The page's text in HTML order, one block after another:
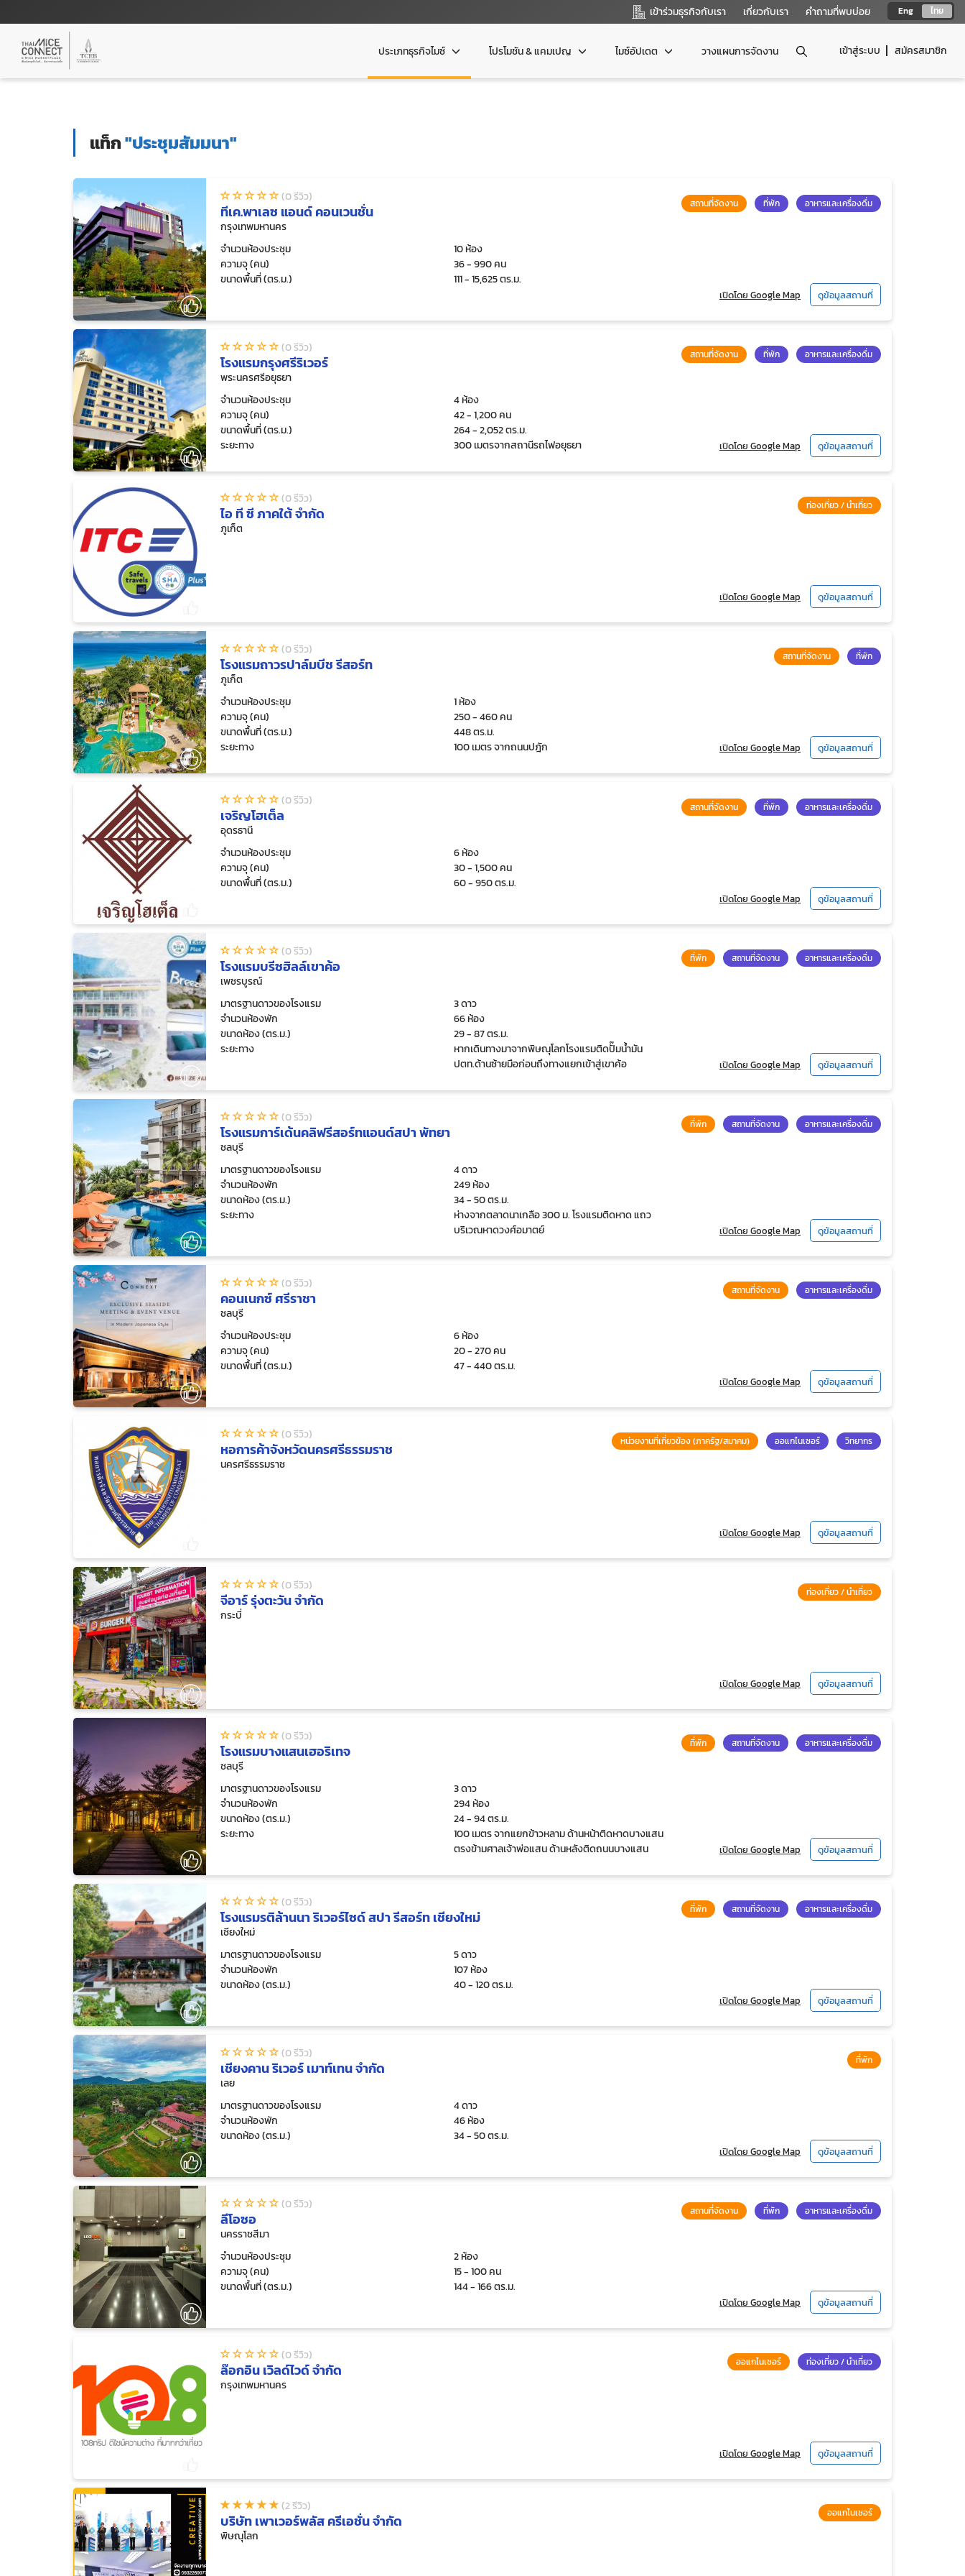
Eng ไทย
เข้าร่วมธุรกิจกับเรา เกี่ยวกับเรา คำถามที่พบบ่อย
เข้าสู่ระบบ สมัครสมาชิก
ประเภทธุรกิจไมซ์ โปรโมชัน & แคมเปญ ไมซ์อัปเดต วางแผนการจัดงาน
แท็ก"ประชุมสัมมนา"
(0 รีวิว)
ทีเค.พาเลซ แอนด์ คอนเวนชั่น
กรุงเทพมหานคร
สถานที่จัดงาน ที่พัก อาหารและเครื่องดื่ม
จำนวนห้องประชุม
10 ห้อง
ความจุ (คน)
36 - 990 คน
ขนาดพื้นที่ (ตร.ม.)
111 - 15,625 ตร.ม.
เปิดโดย Google Map ดูข้อมูลสถานที่
(0 รีวิว)
โรงแรมกรุงศรีริเวอร์
พระนครศรีอยุธยา
สถานที่จัดงาน ที่พัก อาหารและเครื่องดื่ม
จำนวนห้องประชุม
4 ห้อง
ความจุ (คน)
42 - 1,200 คน
ขนาดพื้นที่ (ตร.ม.)
264 - 2,052 ตร.ม.
ระยะทาง
300 เมตรจากสถานีรถไฟอยุธยา เปิดโดย Google Map ดูข้อมูลสถานที่
(0 รีวิว)
ไอ ที ซี ภาคใต้ จำกัด
ภูเก็ต
ท่องเที่ยว / นำเที่ยว
เปิดโดย Google Map ดูข้อมูลสถานที่
(0 รีวิว)
โรงแรมถาวรปาล์มบีช รีสอร์ท
ภูเก็ต
สถานที่จัดงาน ที่พัก
จำนวนห้องประชุม
1 ห้อง
ความจุ (คน)
250 - 460 คน
ขนาดพื้นที่ (ตร.ม.)
448 ตร.ม.
ระยะทาง
100 เมตร จากถนนปฎัก เปิดโดย Google Map ดูข้อมูลสถานที่
(0 รีวิว)
เจริญโฮเต็ล
อุดรธานี
สถานที่จัดงาน ที่พัก อาหารและเครื่องดื่ม
จำนวนห้องประชุม
6 ห้อง
ความจุ (คน)
30 - 1,500 คน
ขนาดพื้นที่ (ตร.ม.)
60 - 950 ตร.ม.
เปิดโดย Google Map ดูข้อมูลสถานที่
(0 รีวิว)
โรงแรมบรีซฮิลล์เขาค้อ
เพชรบูรณ์
ที่พัก สถานที่จัดงาน อาหารและเครื่องดื่ม
มาตรฐานดาวของโรงแรม
3 ดาว
จำนวนห้องพัก
66 ห้อง
ขนาดห้อง (ตร.ม.)
29 - 87 ตร.ม.
ระยะทาง
หากเดินทางมาจากพิษณุโลกโรงแรมติดปั๊มน้ำมัน
ปตท.ด้านซ้ายมือก่อนถึงทางแยกเข้าสู่เขาค้อ
เปิดโดย Google Map ดูข้อมูลสถานที่
(0 รีวิว)
โรงแรมการ์เด้นคลิฟรีสอร์ทแอนด์สปา พัทยา
ชลบุรี
ที่พัก สถานที่จัดงาน อาหารและเครื่องดื่ม
มาตรฐานดาวของโรงแรม
4 ดาว
จำนวนห้องพัก
249 ห้อง
ขนาดห้อง (ตร.ม.)
34 - 50 ตร.ม.
ระยะทาง
ห่างจากตลาดนาเกลือ 300 ม. โรงแรมติดหาด แถว
บริเวณหาดวงศ์อมาตย์
เปิดโดย Google Map ดูข้อมูลสถานที่
(0 รีวิว)
คอนเนกซ์ ศรีราชา
ชลบุรี
สถานที่จัดงาน อาหารและเครื่องดื่ม
จำนวนห้องประชุม
6 ห้อง
ความจุ (คน)
20 - 270 คน
ขนาดพื้นที่ (ตร.ม.)
47 - 440 ตร.ม.
เปิดโดย Google Map ดูข้อมูลสถานที่
(0 รีวิว)
หอการค้าจังหวัดนครศรีธรรมราช
นครศรีธรรมราช
หน่วยงานที่เกี่ยวข้อง (ภาครัฐ/สมาคม) ออแกไนเซอร์ วิทยากร
เปิดโดย Google Map ดูข้อมูลสถานที่
(0 รีวิว)
จีอาร์ รุ่งตะวัน จำกัด
กระบี่
ท่องเที่ยว / นำเที่ยว
เปิดโดย Google Map ดูข้อมูลสถานที่
(0 รีวิว)
โรงแรมบางแสนเฮอริเทจ
ชลบุรี
ที่พัก สถานที่จัดงาน อาหารและเครื่องดื่ม
มาตรฐานดาวของโรงแรม
3 ดาว
จำนวนห้องพัก
294 ห้อง
ขนาดห้อง (ตร.ม.)
24 - 94 ตร.ม.
ระยะทาง
100 เมตร จากแยกข้าวหลาม ด้านหน้าติดหาดบางแสน
ตรงข้ามศาลเจ้าพ่อแสน ด้านหลังติดถนนบางแสน
เปิดโดย Google Map ดูข้อมูลสถานที่
(0 รีวิว)
โรงแรมรติล้านนา ริเวอร์ไซด์ สปา รีสอร์ท เชียงใหม่
เชียงใหม่
ที่พัก สถานที่จัดงาน อาหารและเครื่องดื่ม
มาตรฐานดาวของโรงแรม
5 ดาว
จำนวนห้องพัก
107 ห้อง
ขนาดห้อง (ตร.ม.)
40 - 120 ตร.ม.
เปิดโดย Google Map ดูข้อมูลสถานที่
(0 รีวิว)
เชียงคาน ริเวอร์ เมาท์เทน จำกัด
เลย
ที่พัก
มาตรฐานดาวของโรงแรม
4 ดาว
จำนวนห้องพัก
46 ห้อง
ขนาดห้อง (ตร.ม.)
34 - 50 ตร.ม.
เปิดโดย Google Map ดูข้อมูลสถานที่
(0 รีวิว)
ลีโอซอ
นครราชสีมา
สถานที่จัดงาน ที่พัก อาหารและเครื่องดื่ม
จำนวนห้องประชุม
2 ห้อง
ความจุ (คน)
15 - 100 คน
ขนาดพื้นที่ (ตร.ม.)
144 - 166 ตร.ม.
เปิดโดย Google Map ดูข้อมูลสถานที่
(0 รีวิว)
ล๊อกอิน เวิลด์ไวด์ จำกัด
กรุงเทพมหานคร
ออแกไนเซอร์ ท่องเที่ยว / นำเที่ยว
เปิดโดย Google Map ดูข้อมูลสถานที่
(2 รีวิว)
บริษัท เพาเวอร์พลัส ครีเอชั่น จำกัด
พิษณุโลก
ออแกไนเซอร์